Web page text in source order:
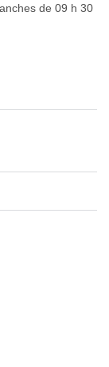
de 09 h 30